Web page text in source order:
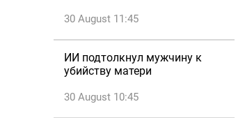
30 August 11:45
ИИ подтолкнул мужчину к
убийству матери
30 August 10:45